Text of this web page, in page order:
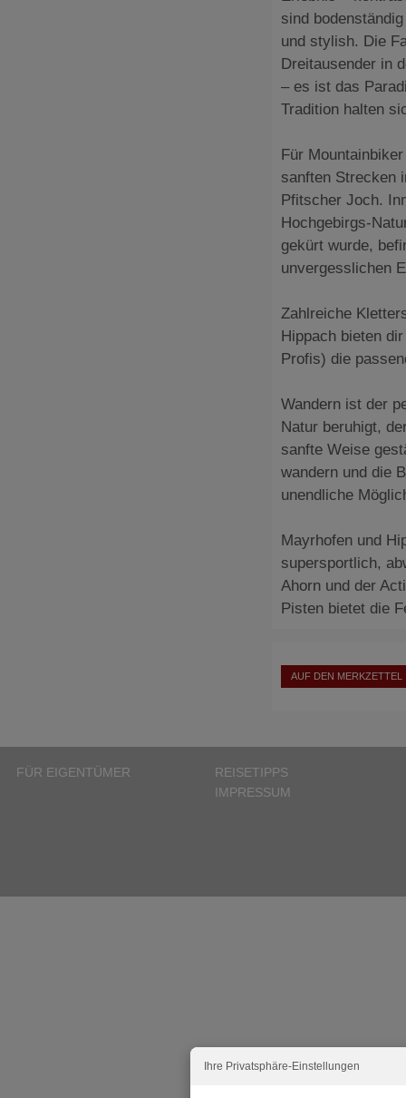
Ihre Privatsphäre-Einstellungen
sind
und stylish. Die
Dreitausender in
– es ist das
Tradition halten
Für
sanften Strecken
Pfitscher Joch.
Hochgebirgs-
gekürt wurde,
unvergesslichen
Zahlreiche
Hippach bieten
Profis) die
Wandern ist der
Natur beruhigt,
sanfte Weise
wandern und die
unendliche
Mayrhofen und
supersportlich,
Ahorn und der
Pisten bietet die
AUF DEN MERKZETTEL
FÜR EIGENTÜMER
REISETIPPS
IMPRESSUM